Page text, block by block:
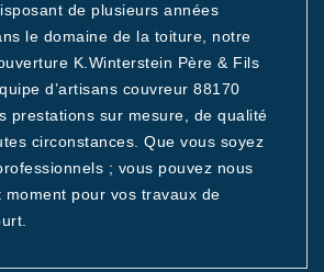
de plusieurs années
le domaine de la toiture, notre
K.Winterstein Père & Fils
d’artisans couvreur 88170
prestations sur mesure, de qualité
circonstances. Que vous soyez
; vous pouvez nous
pour vos travaux de